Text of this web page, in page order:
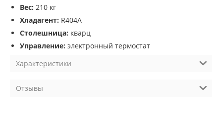
Вес: 210 кг
Хладагент: R404A
Столешница: кварц
Управление: электронный термостат
Характеристики
Отзывы